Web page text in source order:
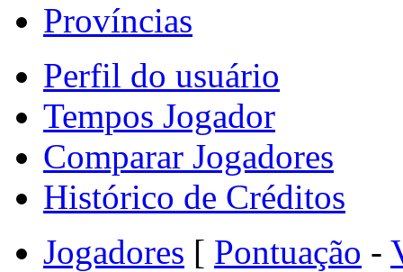
Províncias
Perfil do usuário
Tempos Jogador
Comparar Jogadores
Histórico de Créditos
Jogadores [ Pontuação -